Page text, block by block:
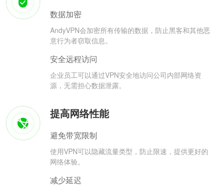
数据加密
AndyVPN会加密所有传输的数据，防止黑客和其他恶
意行为者窃取信息。
安全远程访问
企业员工可以通过VPN安全地访问公司内部网络资
源，无需担心数据泄露。
提高网络性能
避免带宽限制
使用VPN可以隐藏流量类型，防止限速，提供更好的
网络体验。
减少延迟